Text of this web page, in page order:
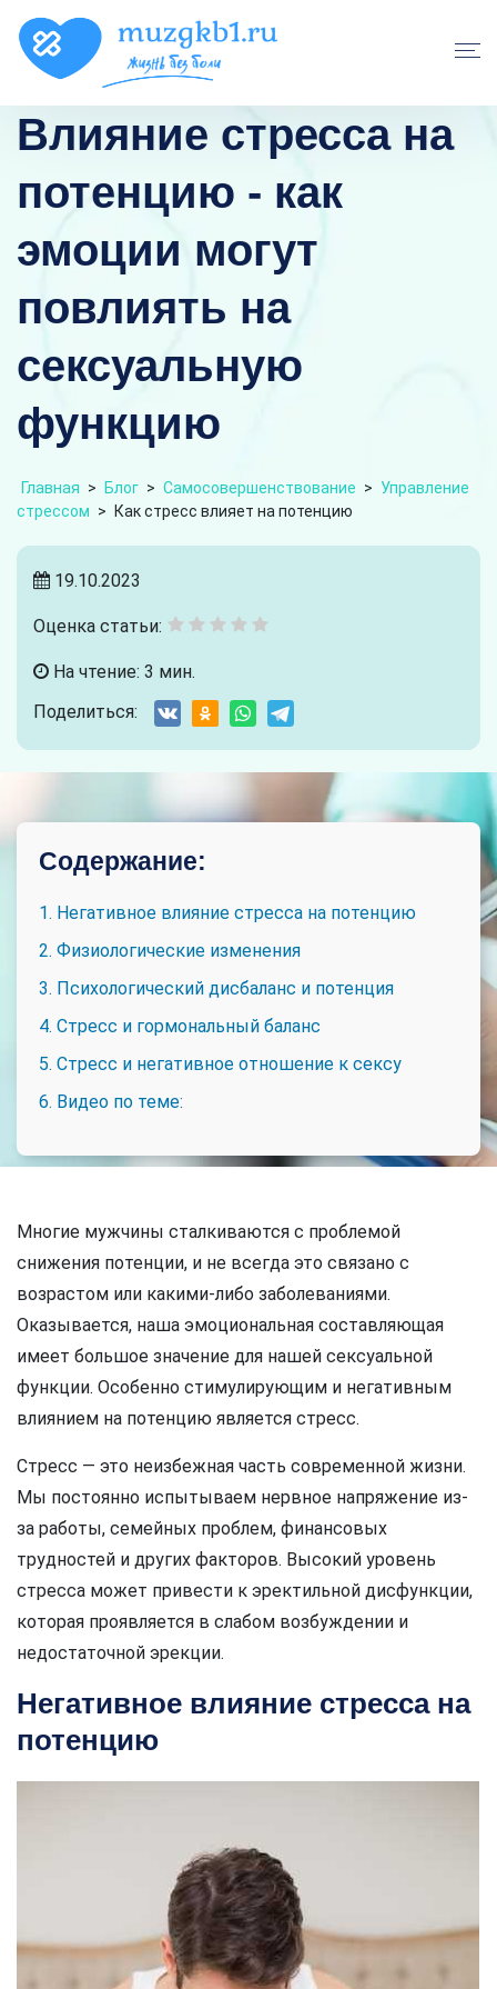
Влияние стресса на
потенцию - как
эмоции могут
повлиять на
сексуальную
функцию
Главная > Блог > Самосовершенствование > Управление
стрессом > Как стресс влияет на потенцию
19.10.2023
Оценка статьи:
На чтение: 3 мин.
Поделиться:
Содержание:
1. Негативное влияние стресса на потенцию
2. Физиологические изменения
3. Психологический дисбаланс и потенция
4. Стресс и гормональный баланс
5. Стресс и негативное отношение к сексу
6. Видео по теме:
Многие мужчины сталкиваются с проблемой
снижения потенции, и не всегда это связано с
возрастом или какими-либо заболеваниями.
Оказывается, наша эмоциональная составляющая
имеет большое значение для нашей сексуальной
функции. Особенно стимулирующим и негативным
влиянием на потенцию является стресс.
Стресс — это неизбежная часть современной жизни.
Мы постоянно испытываем нервное напряжение из-
за работы, семейных проблем, финансовых
трудностей и других факторов. Высокий уровень
стресса может привести к эректильной дисфункции,
которая проявляется в слабом возбуждении и
недостаточной эрекции.
Негативное влияние стресса на
потенцию